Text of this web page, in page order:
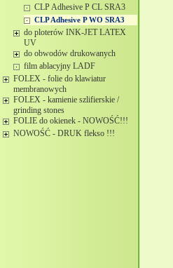
CLP Adhesive P CL SRA3
CLP Adhesive P WO SRA3
do ploterów INK-JET LATEX
UV
do obwodów drukowanych
film ablacyjny LADF
FOLEX - folie do klawiatur
membranowych
FOLEX - kamienie szlifierskie /
grinding stones
FOLIE do okienek - NOWOŚĆ!!!
NOWOŚĆ - DRUK flekso !!!